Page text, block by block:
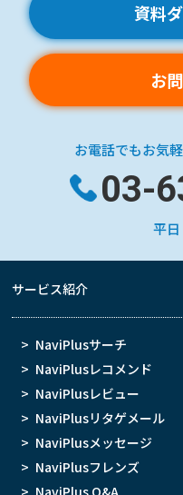
資料
お
お電話でもお気
03-
平日
サービス紹介
NaviPlusサーチ
NaviPlusレコメンド
NaviPlusレビュー
NaviPlusリタゲメール
NaviPlusメッセージ
NaviPlusフレンズ